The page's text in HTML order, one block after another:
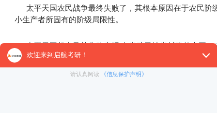
太平天国农民战争最终失败了，其根本原因在于农民
小生产者所固有的阶级局限性。
太平天国起义及其失败表明:在半殖民地半封建的中国
反帝反封建斗争取得胜利的重任。单纯的农民战争不可能